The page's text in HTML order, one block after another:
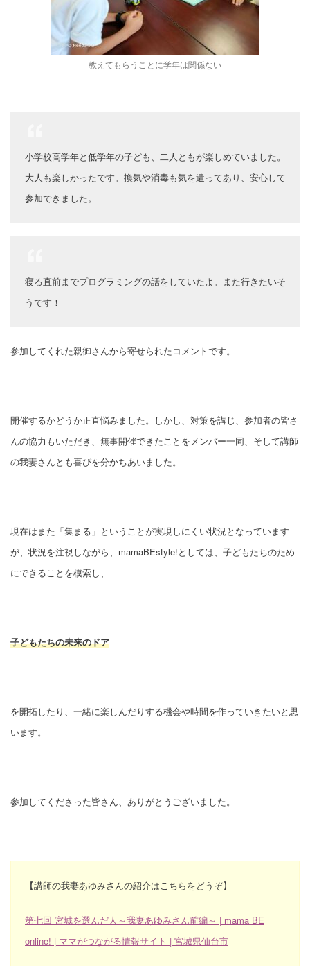
教えてもらうことに学年は関係ない
小学校高学年と低学年の子ども、二人ともが楽しめていました。
大人も楽しかったです。換気や消毒も気を遣ってあり、安心して
参加できました。
寝る直前までプログラミングの話をしていたよ。また行きたいそ
うです！
参加してくれた親御さんから寄せられたコメントです。
開催するかどうか正直悩みました。しかし、対策を講じ、参加者の皆さ
んの協力もいただき、無事開催できたことをメンバー一同、そして講師
の我妻さんとも喜びを分かちあいました。
現在はまた「集まる」ということが実現しにくい状況となっています
が、状況を注視しながら、mamaBEstyle!としては、子どもたちのため
にできることを模索し、
子どもたちの未来のドア
を開拓したり、一緒に楽しんだりする機会や時間を作っていきたいと思
います。
参加してくださった皆さん、ありがとうございました。
【講師の我妻あゆみさんの紹介はこちらをどうぞ】
第七回 宮城を選んだ人～我妻あゆみさん前編～ | mama BE
online! | ママがつながる情報サイト | 宮城県仙台市